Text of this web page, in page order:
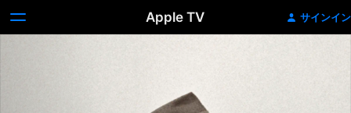
Apple TV サインイン